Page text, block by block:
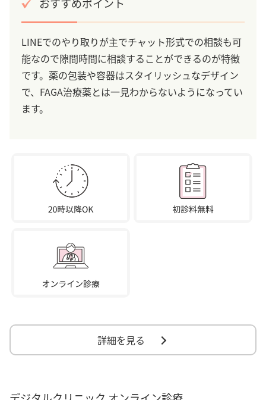
LINEでのやり取りが主でチャット形式での相談も可
能なので隙間時間に相談することができるのが特徴
です。薬の包装や容器はスタイリッシュなデザイン
で、FAGA治療薬とは一見わからないようになってい
ます。
詳細を見る